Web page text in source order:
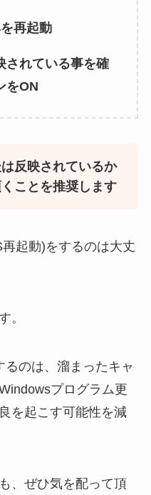
再起動
れている事を確
をON
反映されているか
ことを推奨します
起動)をするのは大丈
。
のは、溜まったキャ
プログラム更
を起こす可能性を減
、ぜひ気を配って頂